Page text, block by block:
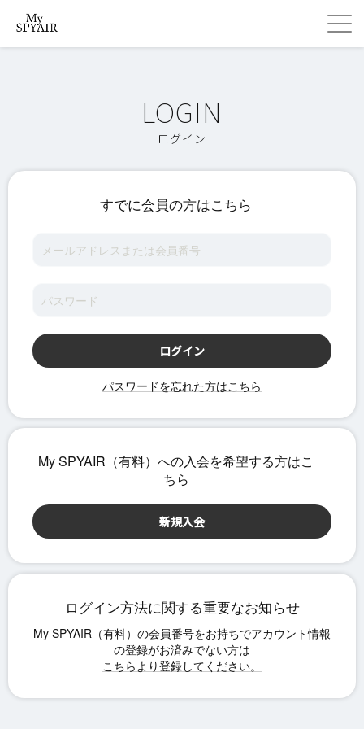
ログイン
すでに会員の方はこちら
パスワードを忘れた方はこちら
ログイン方法に関する重要なお知らせ
こちらより登録してください。